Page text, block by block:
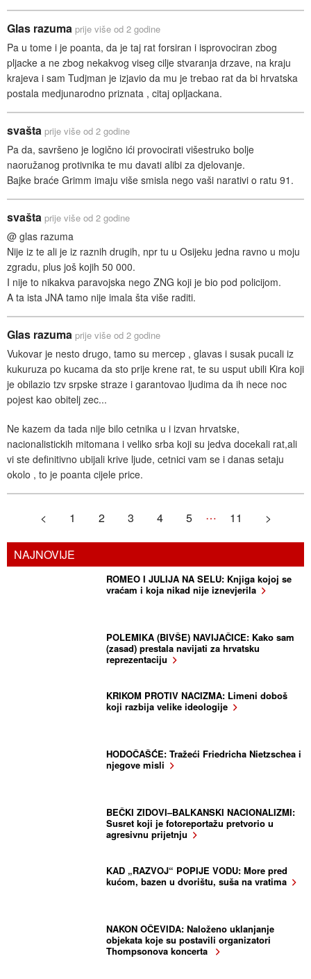
Glas razuma prije više od 2 godine
Pa u tome i je poanta, da je taj rat forsiran i isprovociran zbog
pljacke a ne zbog nekakvog viseg cilje stvaranja drzave, na kraju
krajeva i sam Tudjman je izjavio da mu je trebao rat da bi hrvatska
postala medjunarodno priznata , citaj opljackana.
svašta prije više od 2 godine
Pa da, savršeno je logično ići provocirati višestruko bolje
naoružanog protivnika te mu davati alibi za djelovanje.
Bajke braće Grimm imaju više smisla nego vaši narativi o ratu 91.
svašta prije više od 2 godine
@ glas razuma
Nije iz te ali je iz raznih drugih, npr tu u Osijeku jedna ravno u moju
zgradu, plus još kojih 50 000.
I nije to nikakva paravojska nego ZNG koji je bio pod policijom.
A ta ista JNA tamo nije imala šta više raditi.
Glas razuma prije više od 2 godine
Vukovar je nesto drugo, tamo su mercep , glavas i susak pucali iz
kukuruza po kucama da sto prije krene rat, te su usput ubili Kira koji
je obilazio tzv srpske straze i garantovao ljudima da ih nece noc
pojest kao obitelj zec...
Ne kazem da tada nije bilo cetnika u i izvan hrvatske,
nacionalistickih mitomana i veliko srba koji su jedva docekali rat,ali
vi ste definitivno ubijali krive ljude, cetnici vam se i danas setaju
okolo , to je poanta cijele price.
< 1 2 3 4 5 … 11 >
NAJNOVIJE
ROMEO I JULIJA NA SELU: Knjiga kojoj se
vraćam i koja nikad nije iznevjerila
POLEMIKA (BIVŠE) NAVIJAČICE: Kako sam
(zasad) prestala navijati za hrvatsku
reprezentaciju
KRIKOM PROTIV NACIZMA: Limeni doboš
koji razbija velike ideologije
HODOČAŠĆE: Tražeći Friedricha Nietzschea i
njegove misli
BEČKI ZIDOVI–BALKANSKI NACIONALIZMI:
Susret koji je fotoreportažu pretvorio u
agresivnu prijetnju
KAD „RAZVOJ“ POPIJE VODU: More pred
kućom, bazen u dvorištu, suša na vratima
NAKON OČEVIDA: Naloženo uklanjanje
objekata koje su postavili organizatori
Thompsonova koncerta